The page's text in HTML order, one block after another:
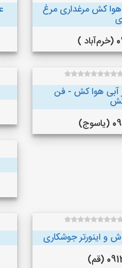
کش مرغداری مرغ
)
آبی هوا کش - فن
و اینورتر جوشکاری
(قم)